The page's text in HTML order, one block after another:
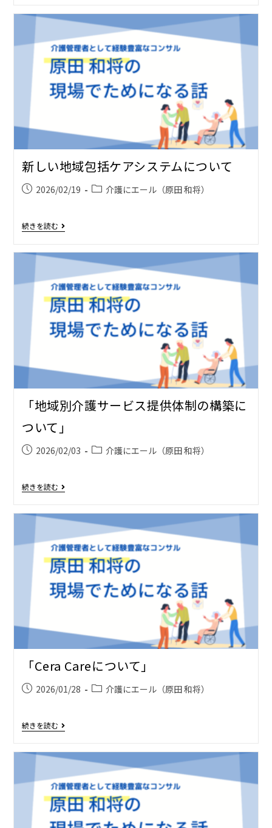
新しい地域包括ケアシステムについて
2026/02/19 介護にエール（原田 和将）
続きを読む
「地域別介護サービス提供体制の構築に
ついて」
2026/02/03 介護にエール（原田 和将）
続きを読む
「Cera Careについて」
2026/01/28 介護にエール（原田 和将）
続きを読む